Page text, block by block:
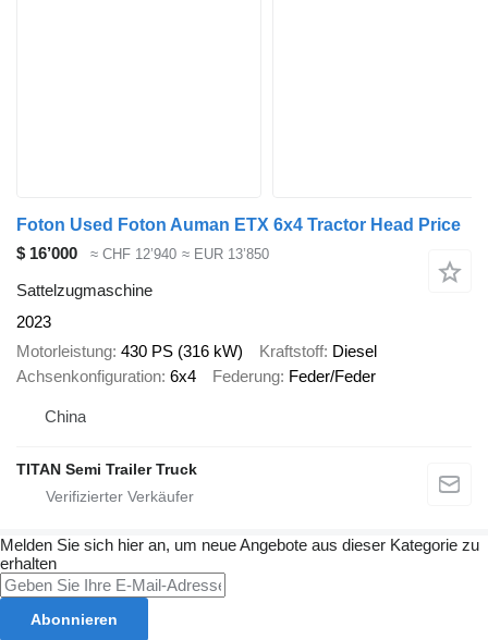
Foton Used Foton Auman ETX 6x4 Tractor Head Price
$ 16’000
≈ CHF 12’940 ≈ EUR 13’850
Sattelzugmaschine
2023
Motorleistung 430 PS (316 kW) Kraftstoff Diesel
Achsenkonfiguration 6x4 Federung Feder/Feder
China
TITAN Semi Trailer Truck
Melden Sie sich hier an, um neue Angebote aus dieser Kategorie zu
erhalten
Abonnieren